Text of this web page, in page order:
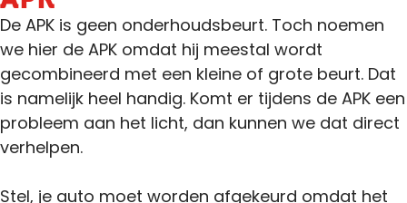
De APK is geen onderhoudsbeurt. Toch noemen
we hier de APK omdat hij meestal wordt
gecombineerd met een kleine of grote beurt. Dat
is namelijk heel handig. Komt er tijdens de APK een
probleem aan het licht, dan kunnen we dat direct
verhelpen.
Stel, je auto moet worden afgekeurd omdat het